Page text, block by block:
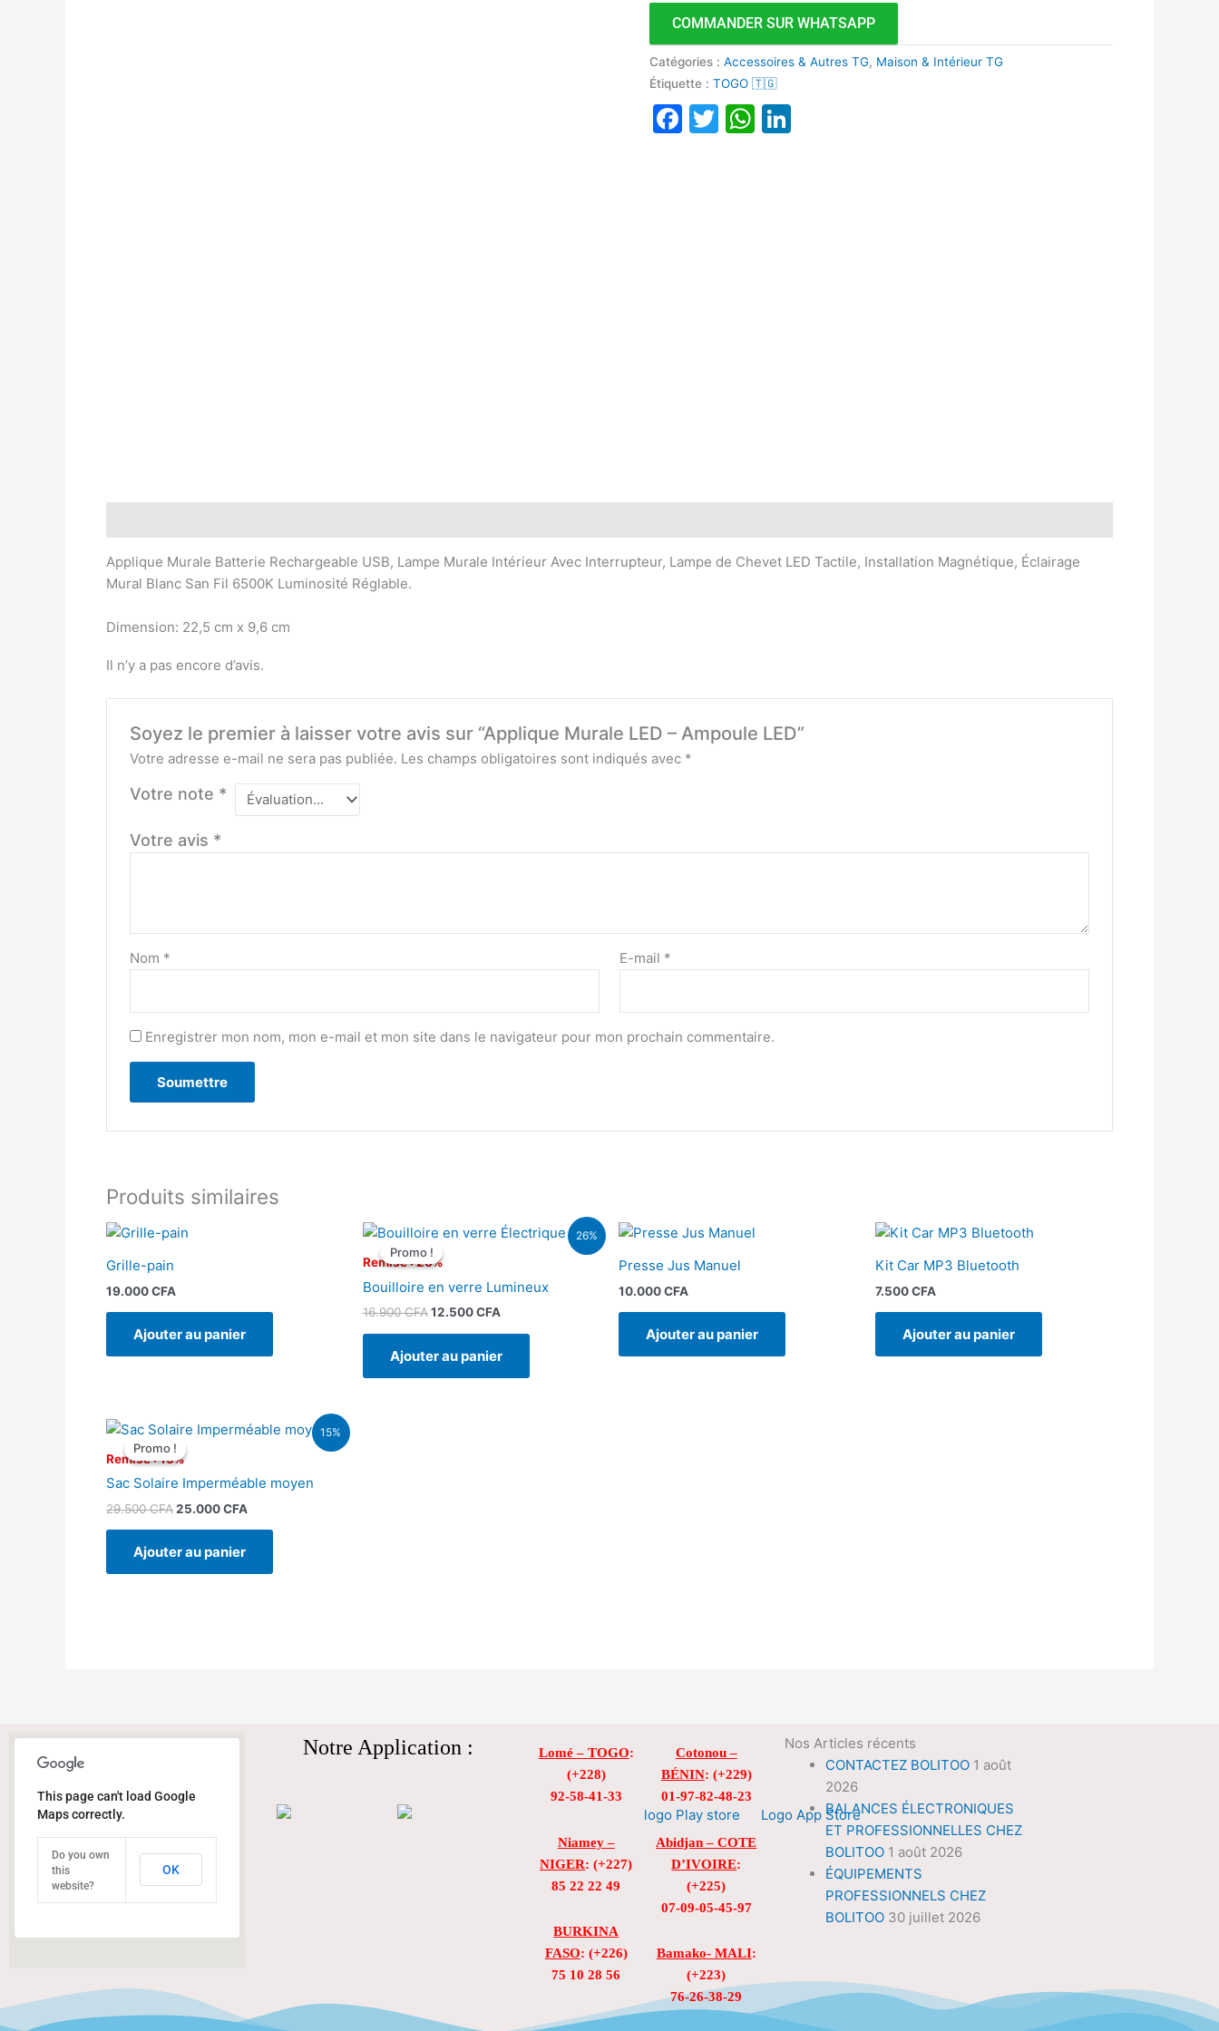
COMMANDER SUR WHATSAPP
Catégories :Accessoires & Autres TG, Maison & Intérieur TG
Étiquette :TOGO 🇹🇬
Facebook
TwitterWhatsApp
Applique Murale Batterie Rechargeable USB, Lampe Murale Intérieur Avec Interrupteur, Lampe de Chevet LED Tactile, Installation Magnétique, Éclairage
Mural Blanc San Fil 6500K Luminosité Réglable.
Dimension: 22,5 cm x 9,6 cm
Il n’y a pas encore d’avis.
Soyez le premier à laisser votre avis sur “Applique Murale LED – Ampoule LED”
Votre adresse e-mail ne sera pas publiée. Les champs obligatoires sont indiqués avec *
Votre note *
Votre avis *
Nom * E-mail *
Enregistrer mon nom, mon e-mail et mon site dans le navigateur pour mon prochain commentaire.
Produits similaires
Grille-pain
19.000CFA
Ajouter au panier
26%
Promo !
Remise : 26%
Promo !
Bouilloire en verre Lumineux
16.900CFA
Le
initial
16.900 CFA.
12.500CFA
Le
12.500 CFA.
Ajouter au panier
Presse Jus Manuel
10.000CFA
Ajouter au panier
Kit Car MP3 Bluetooth
7.500CFA
Ajouter au panier
15%
Promo !
Remise : 15%
Promo !
Sac Solaire Imperméable moyen
29.500CFA
Le
prix
initial
29.500 CFA.
25.000CFA
Le
prix
25.000 CFA.
Ajouter au panier
This page can't load Google
Maps correctly.
Do you own
this
website?
OK
Notre Application : Lomé – TOGO:
(+228)
92-58-41-33
Niamey –
NIGER: (+227)
85 22 22 49
BURKINA
FASO: (+226)
75 10 28 56
Cotonou –
BÉNIN: (+229)
01-97-82-48-23
Abidjan – COTE
D’IVOIRE:
(+225)
07-09-05-45-97
Bamako- MALI:
(+223)
76-26-38-29
Nos Articles récents
CONTACTEZ BOLITOO 1 août
2026
BALANCES ÉLECTRONIQUES
ET PROFESSIONNELLES CHEZ
BOLITOO 1 août 2026
ÉQUIPEMENTS
PROFESSIONNELS CHEZ
BOLITOO 30 juillet 2026